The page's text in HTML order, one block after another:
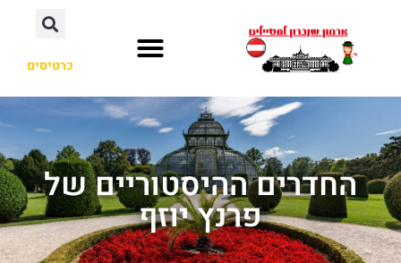
כרטיסים
החדרים ההיסטוריים של
פרנץ יוזף